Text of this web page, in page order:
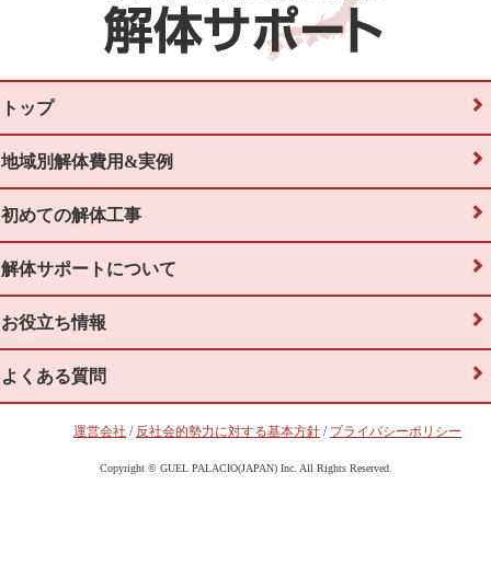
トップ
地域別解体費用&実例
初めての解体工事
解体サポートについて
お役立ち情報
よくある質問
運営会社 / 反社会的勢力に対する基本方針 / プライバシーポリシー
Copyright © GUEL PALACIO(JAPAN) Inc. All Rights Reserved.